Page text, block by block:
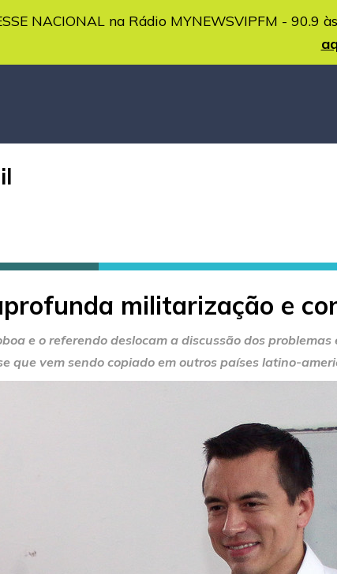
NACIONAL na Rádio MYNEWSVIPFM - 90.9
militarização e
e o referendo deslocam a discussão dos
que vem sendo copiado em outros países latino-